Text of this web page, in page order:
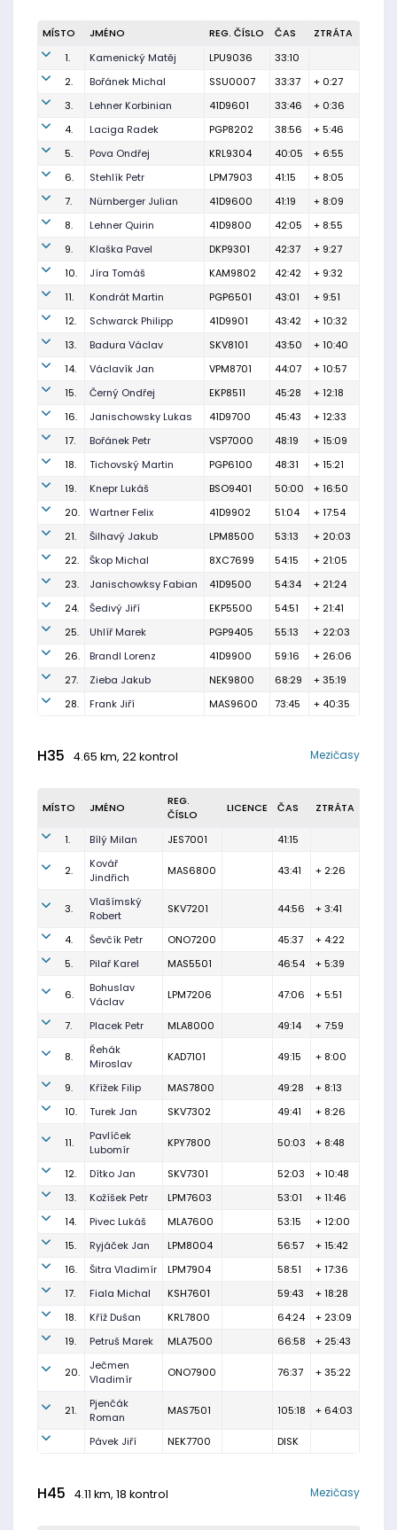
MÍSTO JMÉNO REG. ČÍSLO ČAS
ZTRÁTA
1.
Kamenický Matěj LPU9036
33:10
2.
Bořánek Michal SSU0007 33:37
+ 0:27
3.
Lehner Korbinian 41D9601 33:46
+ 0:36
4.
Laciga Radek PGP8202 38:56
+ 5:46
5.
Pova Ondřej KRL9304 40:05
+ 6:55
6.
Stehlík Petr LPM7903 41:15
+ 8:05
7.
Nürnberger Julian 41D9600 41:19
+ 8:09
8.
Lehner Quirin 41D9800 42:05
+ 8:55
9.
Klaška Pavel DKP9301 42:37
+ 9:27
10.
Jíra Tomáš KAM9802 42:42
+ 9:32
11.
Kondrát Martin PGP6501 43:01
+ 9:51
12.
Schwarck Philipp 41D9901 43:42
+ 10:32
13.
Badura Václav SKV8101 43:50
+ 10:40
14.
Václavík Jan VPM8701 44:07
+ 10:57
15.
Černý Ondřej EKP8511 45:28
+ 12:18
16.
Janischowsky Lukas 41D9700 45:43
+ 12:33
17.
Bořánek Petr VSP7000 48:19
+ 15:09
18.
Tichovský Martin PGP6100 48:31
+ 15:21
19.
Knepr Lukáš BSO9401 50:00
+ 16:50
20.
Wartner Felix 41D9902 51:04
+ 17:54
21.
Šilhavý Jakub LPM8500 53:13
+ 20:03
22.
Škop Michal 8XC7699 54:15
+ 21:05
23.
Janischowksy Fabian 41D9500 54:34
+ 21:24
24.
Šedivý Jiří EKP5500 54:51
+ 21:41
25.
Uhlíř Marek PGP9405 55:13
+ 22:03
26.
Brandl Lorenz 41D9900 59:16
+ 26:06
27.
Zieba Jakub NEK9800 68:29
+ 35:19
28.
Frank Jiří MAS9600 73:45 + 40:35
H35 4.65 km, 22 kontrol Mezičasy
MÍSTO JMÉNO
REG.
ČÍSLO
LICENCE ČAS ZTRÁTA
1. Bílý Milan JES7001 41:15
2.
Kovář
Jindřich
MAS6800 43:41 + 2:26
3.
Vlašímský
Robert
SKV7201 44:56 + 3:41
4. Ševčík Petr ONO7200 45:37
+ 4:22
5.
Pilař Karel MAS5501 46:54 + 5:39
6.
Bohuslav
Václav
LPM7206 47:06 + 5:51
7. Placek Petr MLA8000 49:14 + 7:59
8.
Řehák
Miroslav
KAD7101 49:15 + 8:00
9. Křížek Filip MAS7800 49:28
+ 8:13
10.
Turek Jan SKV7302 49:41 + 8:26
11.
Pavlíček
Lubomír
KPY7800 50:03 + 8:48
12. Dítko Jan SKV7301 52:03
+ 10:48
13.
Kožíšek Petr LPM7603 53:01
+ 11:46
14.
Pivec Lukáš MLA7600 53:15
+ 12:00
15.
Ryjáček Jan LPM8004 56:57
+ 15:42
16.
Šitra Vladimír LPM7904 58:51
+ 17:36
17.
Fiala Michal KSH7601 59:43
+ 18:28
18.
Kříž Dušan KRL7800 64:24
+ 23:09
19.
Petruš Marek MLA7500 66:58 + 25:43
20.
Ječmen
Vladimír
ONO7900 76:37 + 35:22
21.
Pjenčák
Roman
MAS7501 105:18 + 64:03
Pávek Jiří NEK7700 DISK
H45 4.11 km, 18 kontrol Mezičasy